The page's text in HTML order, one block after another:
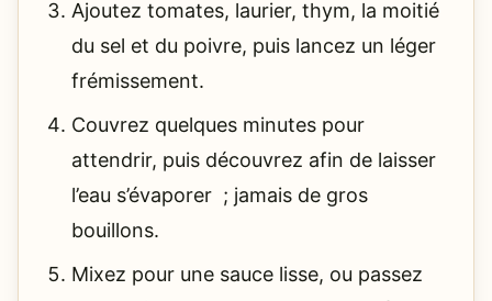
Ajoutez tomates, laurier, thym, la moitié
du sel et du poivre, puis lancez un léger
frémissement.
Couvrez quelques minutes pour
attendrir, puis découvrez afin de laisser
l’eau s’évaporer ; jamais de gros
bouillons.
Mixez pour une sauce lisse, ou passez